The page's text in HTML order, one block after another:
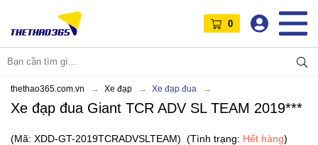
0
thethao365.com.vn Xe đạp Xe đạp đua
Xe đạp đua Giant TCR ADV SL TEAM 2019***
(Mã: XDD-GT-2019TCRADVSLTEAM) (Tình trạng: Hết hàng)